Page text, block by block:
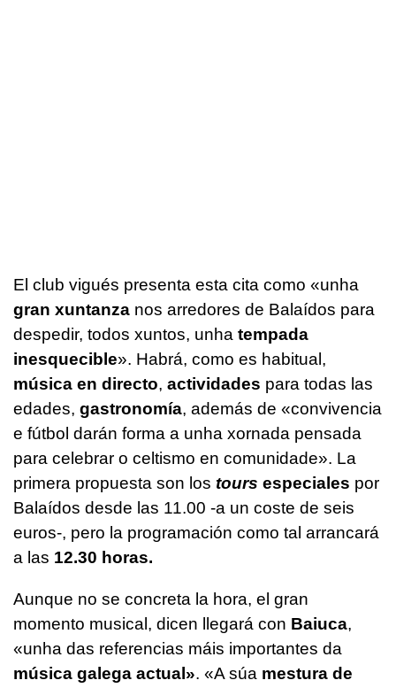
El club vigués presenta esta cita como «unha
gran xuntanza nos arredores de Balaídos para
despedir, todos xuntos, unha tempada
inesquecible». Habrá, como es habitual,
música en directo, actividades para todas las
edades, gastronomía, además de «convivencia
e fútbol darán forma a unha xornada pensada
para celebrar o celtismo en comunidade». La
primera propuesta son los tours especiales por
Balaídos desde las 11.00 -a un coste de seis
euros-, pero la programación como tal arrancará
a las 12.30 horas.
Aunque no se concreta la hora, el gran
momento musical, dicen llegará con Baiuca,
«unha das referencias máis importantes da
música galega actual». «A súa mestura de